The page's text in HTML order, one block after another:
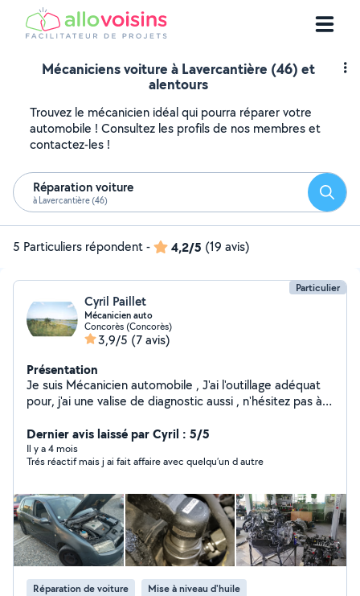
Mécaniciens voiture à Lavercantière (46) et
alentours
Trouvez le mécanicien idéal qui pourra réparer votre
automobile ! Consultez les profils de nos membres et
contactez-les !
Réparation voiture
à Lavercantière (46)
5 Particuliers répondent- 4,2/5 (19 avis)
Particulier
Cyril Paillet
Mécanicien auto
Concorès (Concorès)
3,9/5 (7 avis)
Présentation
Je suis Mécanicien automobile , J'ai l'outillage adéquat
pour, j'ai une valise de diagnostic aussi , n'hésitez pas à
aussi tout se qui est mono cylindre en moto ( moto
Dernier avis laissé par Cyril : 5/5
Il y a 4 mois
Trés réactif mais j ai fait affaire avec quelqu’un d autre
Réparation de voiture Mise à niveau d'huile